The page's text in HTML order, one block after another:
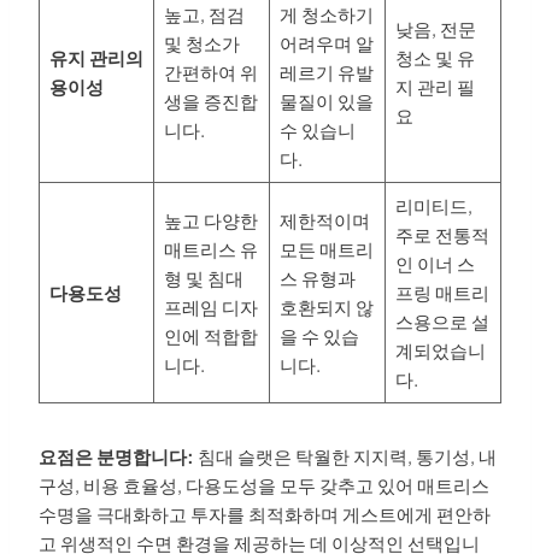
유지 관리의
용이성
높고, 점검
및 청소가
간편하여 위
생을 증진합
니다.
게 청소하기
어려우며 알
레르기 유발
물질이 있을
수 있습니
다.
낮음, 전문
청소 및 유
지 관리 필
요
다용도성
높고 다양한
매트리스 유
형 및 침대
프레임 디자
인에 적합합
니다.
제한적이며
모든 매트리
스 유형과
호환되지 않
을 수 있습
니다.
리미티드,
주로 전통적
인 이너 스
프링 매트리
스용으로 설
계되었습니
다.
요점은 분명합니다: 침대 슬랫은 탁월한 지지력, 통기성, 내
구성, 비용 효율성, 다용도성을 모두 갖추고 있어 매트리스
수명을 극대화하고 투자를 최적화하며 게스트에게 편안하
고 위생적인 수면 환경을 제공하는 데 이상적인 선택입니